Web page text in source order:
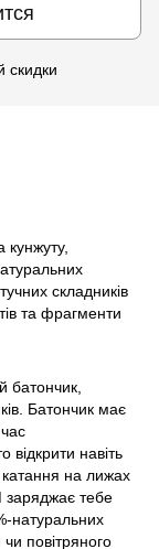
скидки
кунжуту,
складників
та фрагменти
батончик,
Батончик має
навіть
катання на лижах
заряджає тебе
натуральних
чи повітряного